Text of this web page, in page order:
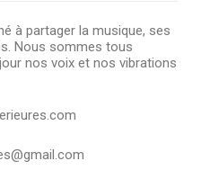
à partager la musique, ses
Nous sommes tous
nos voix et nos vibrations